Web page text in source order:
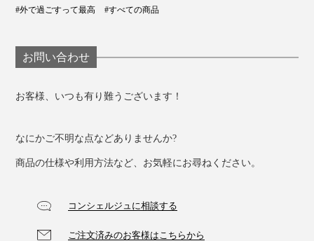
#外で過ごすって最高
#すべての商品
お問い合わせ
お客様、いつも有り難うございます！
なにかご不明な点などありませんか?
商品の仕様や利用方法など、お気軽にお尋ねください。
コンシェルジュに相談する
ご注文済みのお客様はこちらから